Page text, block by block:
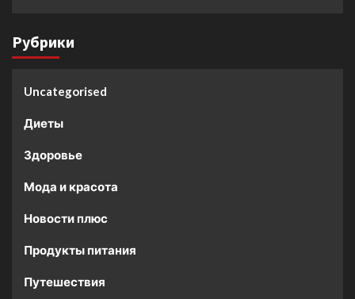
Рубрики
Uncategorised
Диеты
Здоровье
Мода и красота
Новости плюс
Продукты питания
Путешествия